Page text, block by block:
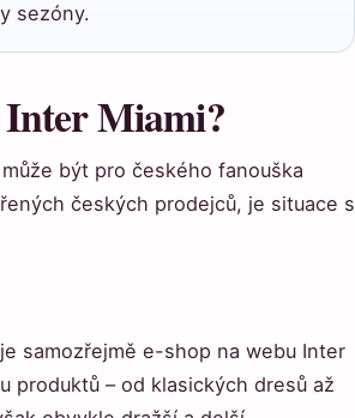
sezóny.
Inter Miami?
být pro českého fanouška
českých prodejců, je situace s
samozřejmě e-shop na webu Inter
produktů – od klasických dresů až